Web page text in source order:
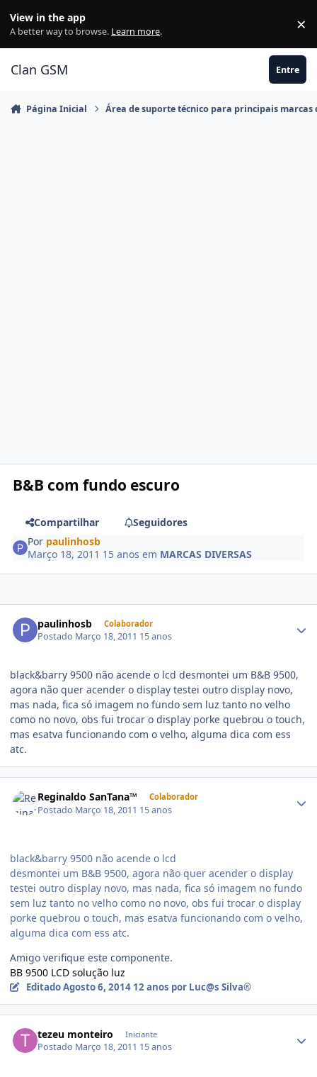
View in the app
A better way to browse. Learn more. ×
Clan GSM Entre
Página Inicial Área de suporte técnico para principais marcas
B&B com fundo escuro
Compartilhar
Seguidores
Por paulinhosb
Março 18, 2011 15 anos em MARCAS DIVERSAS
paulinhosb Colaborador
Postado Março 18, 2011 15 anos
black&barry 9500 não acende o lcd desmontei um B&B 9500,
agora não quer acender o display testei outro display novo,
mas nada, fica só imagem no fundo sem luz tanto no velho
como no novo, obs fui trocar o display porke quebrou o touch,
mas esatva funcionando com o velho, alguma dica com ess
atc.
Reginaldo SanTana™ Colaborador
Postado Março 18, 2011 15 anos
black&barry 9500 não acende o lcd
desmontei um B&B 9500, agora não quer acender o display
testei outro display novo, mas nada, fica só imagem no fundo
sem luz tanto no velho como no novo, obs fui trocar o display
porke quebrou o touch, mas esatva funcionando com o velho,
alguma dica com ess atc.
Amigo verifique este componente.
BB 9500 LCD solução luz
EditadoAgosto 6, 2014 12 anos por Luc@s Silva®
tezeu monteiro Iniciante
Postado Março 18, 2011 15 anos